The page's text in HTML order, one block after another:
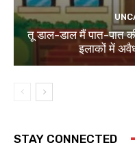
तू डाल-डाल मैं पात-पात
इलाकों में
STAY CONNECTED